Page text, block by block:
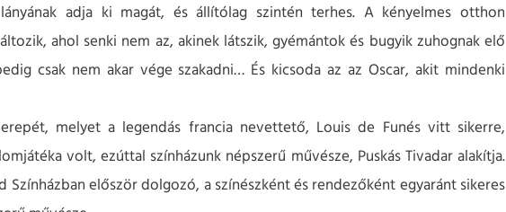
adja ki magát, és állítólag szintén terhes. A kényelmes otthon
ahol senki nem az, akinek látszik, gyémántok és bugyik zuhognak elő
csak nem akar vége szakadni… És kicsoda az az Oscar, akit mindenki
melyet a legendás francia nevettető, Louis de Funés vitt sikerre,
volt, ezúttal színházunk népszerű művésze, Puskás Tivadar alakítja.
először dolgozó, a színészként és rendezőként egyaránt sikeres